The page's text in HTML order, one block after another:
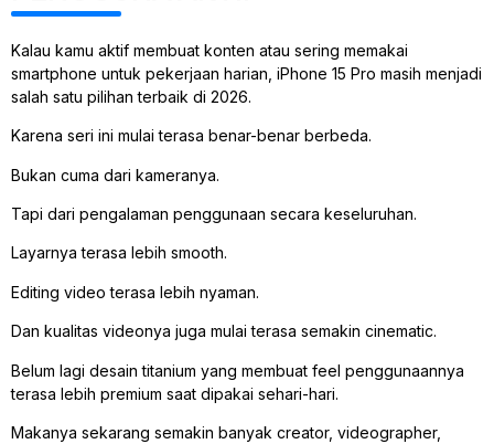
Kalau kamu aktif membuat konten atau sering memakai
smartphone untuk pekerjaan harian, iPhone 15 Pro masih menjadi
salah satu pilihan terbaik di 2026.
Karena seri ini mulai terasa benar-benar berbeda.
Bukan cuma dari kameranya.
Tapi dari pengalaman penggunaan secara keseluruhan.
Layarnya terasa lebih smooth.
Editing video terasa lebih nyaman.
Dan kualitas videonya juga mulai terasa semakin cinematic.
Belum lagi desain titanium yang membuat feel penggunaannya
terasa lebih premium saat dipakai sehari-hari.
Makanya sekarang semakin banyak creator, videographer,